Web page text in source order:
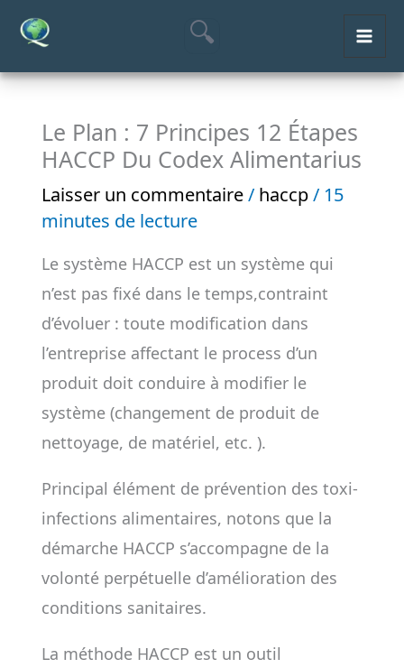
Aller
contenu
Le Plan : 7 Principes 12 Étapes
HACCP Du Codex Alimentarius
Laisser un commentaire / haccp/ 15
minutes de lecture
Le système HACCP est un système qui
n’est pas fixé dans le temps,contraint
d’évoluer : toute modification dans
l’entreprise affectant le process d’un
produit doit conduire à modifier le
système (changement de produit de
nettoyage, de matériel, etc. ).
Principal élément de prévention des toxi-
infections alimentaires, notons que la
démarche HACCP s’accompagne de la
volonté perpétuelle d’amélioration des
conditions sanitaires.
La méthode HACCP est un outil